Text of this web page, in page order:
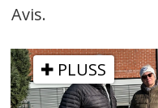
Avis.
PLUSS